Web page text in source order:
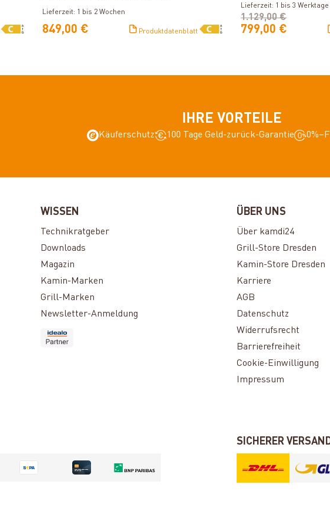
Solarwärmetauscher
Lieferzeit: 1 bis 2 Wochen
849,00 € Produktdatenblatt
Lieferzeit: 1 bis 3 Werktage
799,00 €
1.129,00 €
IHRE VORTEILE
Käuferschutz 100 Tage Geld-zurück-Garantie
WISSEN
Technikratgeber
Downloads
Magazin
Kamin-Marken
Grill-Marken
Newsletter-Anmeldung
ÜBER UNS
Über kamdi24
Grill-Store Dresden
Kamin-Store Dresden
Karriere
AGB
Datenschutz
Widerrufsrecht
Barrierefreiheit
Cookie-Einwilligung
Impressum
SICHERER